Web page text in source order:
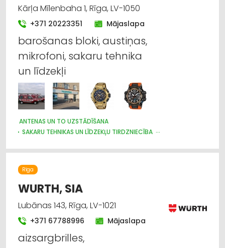
Kārļa Mīlenbaha 1, Rīga, LV-1050
+371 20223351 Mājaslapa
barošanas bloki, austiņas,
mikrofoni, sakaru tehnika
un līdzekļi
ANTENAS UN TO UZSTĀDĪŠANA
SAKARU TEHNIKAS UN LĪDZEKĻU TIRDZNIECĪBA
SAKARU TEHNIKAS UN LĪDZEKĻU LABOŠANA, SERVISS
PULKSTEŅU TIRDZNIECĪBA
APSARDZE: AIZSARGIERĪCES, SISTĒMAS, VIDEONOVĒROŠANA
Rīga
WURTH, SIA
Lubānas 143, Rīga, LV-1021
+371 67788996 Mājaslapa
aizsargbrilles,